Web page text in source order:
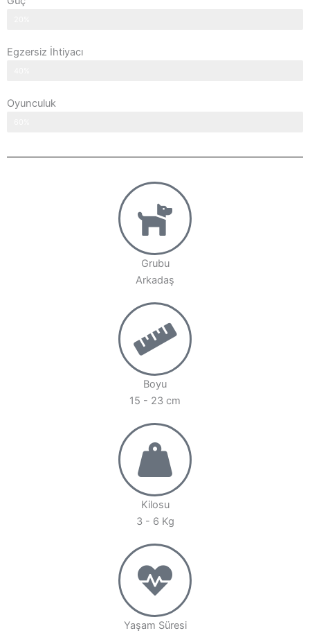
Egzersiz İhtiyacı
Oyunculuk
Grubu
Arkadaş
Boyu
15 - 23 cm
Kilosu
3 - 6 Kg
Yaşam Süresi